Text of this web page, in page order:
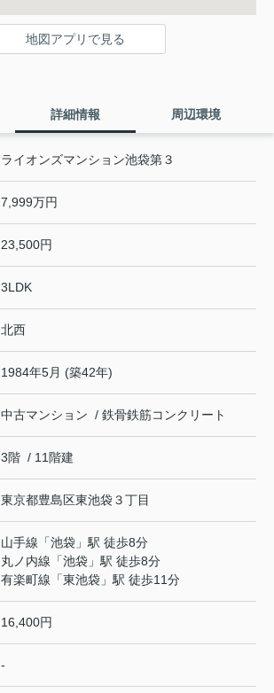
地図アプリで見る
詳細情報 周辺環境
ライオンズマンション池袋第３
7,999万円
23,500円
3LDK
北西
1984年5月 (築42年)
中古マンション / 鉄骨鉄筋コンクリート
3階 / 11階建
東京都豊島区東池袋３丁目
山手線 「池袋 」駅 徒歩8分
丸ノ内線 「池袋 」駅 徒歩8分
有楽町線 「東池袋 」駅 徒歩11分
16,400円
-